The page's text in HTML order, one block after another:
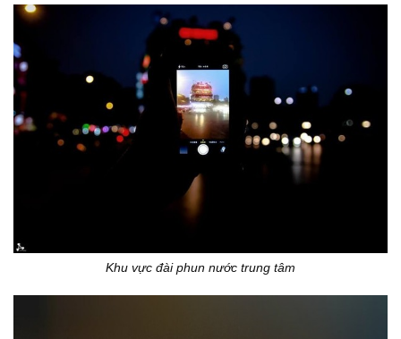
Khu vực đài phun nước trung tâm